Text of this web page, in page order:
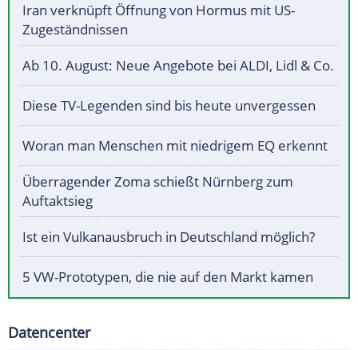
Iran verknüpft Öffnung von Hormus mit US-
Zugeständnissen
Ab 10. August: Neue Angebote bei ALDI, Lidl & Co.
Diese TV-Legenden sind bis heute unvergessen
Woran man Menschen mit niedrigem EQ erkennt
Überragender Zoma schießt Nürnberg zum
Auftaktsieg
Ist ein Vulkanausbruch in Deutschland möglich?
5 VW-Prototypen, die nie auf den Markt kamen
Datencenter